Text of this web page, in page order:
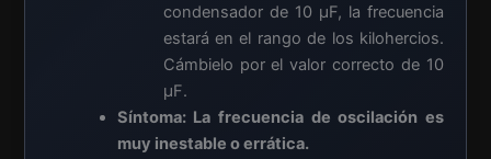
condensador de 10 µF, la frecuencia
estará en el rango de los kilohercios.
Cámbielo por el valor correcto de 10
µF.
Síntoma: La frecuencia de oscilación es
muy inestable o errática.